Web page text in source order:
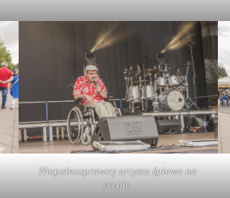
Niepełnosprawny artysta śpiewa na
scenie.